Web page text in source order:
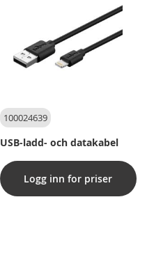
100024639
USB-ladd- och datakabel
Logg inn for priser